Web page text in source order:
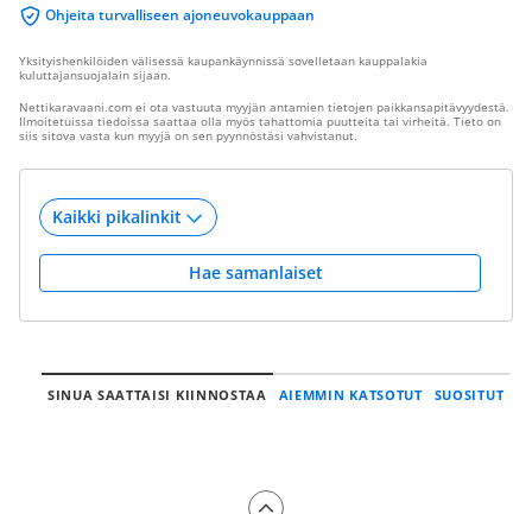
Ohjeita turvalliseen ajoneuvokauppaan
Yksityishenkilöiden välisessä kaupankäynnissä sovelletaan kauppalakia
kuluttajansuojalain sijaan.
Nettikaravaani.com ei ota vastuuta myyjän antamien tietojen paikkansapitävyydestä.
Ilmoitetuissa tiedoissa saattaa olla myös tahattomia puutteita tai virheitä. Tieto on
siis sitova vasta kun myyjä on sen pyynnöstäsi vahvistanut.
Hae samanlaiset
SINUA SAATTAISI KIINNOSTAA AIEMMIN KATSOTUT SUOSITUT